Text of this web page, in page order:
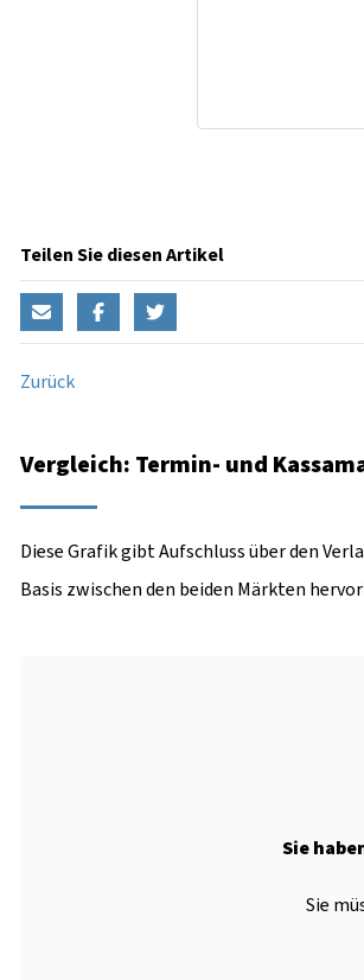
Teilen Sie diesen Artikel
Zurück
Vergleich: Termin- und
Diese Grafik gibt Aufschluss über den
Basis zwischen den beiden Märkten
Sie
Sie